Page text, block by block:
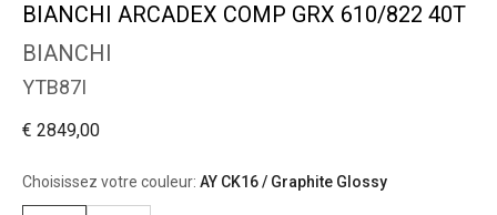
BIANCHI ARCADEX COMP GRX 610/822 40T
BIANCHI
YTB87I
€ 2849,00
Choisissez votre couleur: AY CK16 / Graphite Glossy